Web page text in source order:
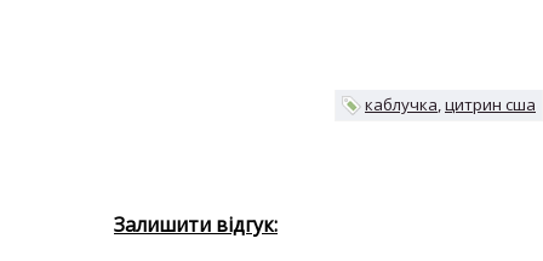
каблучка цитрин сша